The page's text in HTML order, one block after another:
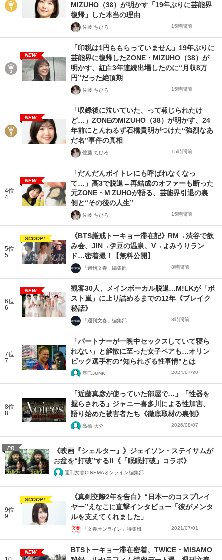
MIZUHO（38）が明かす「19年ぶりに芸能界
復帰」した本当の理由
佐藤 ちひろ 15時間前
NEW
「印税は1円ももらっていません」19年ぶりに
芸能界に復帰したZONE・MIZUHO（38）が
明かす、紅白3年連続出場したのに“月収8万
円”だった絶頂期
佐藤 ちひろ 15時間前
NEW
「収録後に泣いていた、って報じられたけ
ど…」ZONEのMIZUHO（38）が明かす、24
年前にとんねるず石橋貴明がつけた“強烈なあ
だ名”事件の真相
佐藤 ちひろ 15時間前
4位
4
NEW
「だんだんボイトレにも呼ばれなくなっ
て…」高3で脱退→再結成のオファーも断った
元ZONE・MIZUHOが語る、芸能界引退の裏
側と“その後の人生”
佐藤 ちひろ 15時間前
5位
5
SCOOP!
《BTS厳戒トーキョー滞在記》RM→渋谷で飲
み会、JIN→伊豆の温泉、V→よみうりラン
ド…密着撮！【無料公開】
「週刊文春」編集部 8時間前
6位
6
NEW
観客30人、メインボーカル脱退…M!LKが「ポ
スト嵐」に上り詰めるまでの12年《ブレイク
秘話》
「週刊文春」編集部 8時間前
7位
7
「パートナーが一晩中セックスしていて寝ら
れない」と解散に至った女子ペアも…オリン
ピック選手村の“知られざる性事情”とは
辰巳JUNK 2024/07/30
8位
8
「近藤真彦が使っていた部屋で…」「性器を
握らされる」ジャニー喜多川による性加害、
語り始めた被害者たち《徹底取材の裏側》
髙橋 大介 2026/08/07
PR
《映画『シェルター』》ジェイソン・ステイサムが
お盆を“打破”する!!《「眠眠打破」コラボ》
週刊文春CINEMAオンライン編集部
9位
9
SCOOP!
《真剣交際2年を告白》“日本一のコスプレイ
ヤー”えなこに直撃インタビュー「彼がメンタ
ルを支えてくれました」
「文春オンライン」特集班 2021/07/01
NEW
BTSトーキョー滞在密着、TWICE・MISAMO